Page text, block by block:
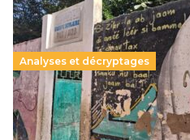
Analyses et décryptages
258 millions d’enfants
chocs climatiques et des